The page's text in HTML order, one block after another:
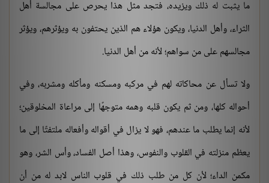
ما يثبت له ذلك ويزيده، فتجد مثل هذا يحرص على مجالسة أهل
الثراء، وأهل الدنيا، ويكون هؤلاء هم الذين يحتفون به ويؤثرهم، ويؤثر
مجالسهم على من سواهم؛ لأنه من أهل الدنيا.
ولا تسأل عن محاكاته لهم في مركبه ومسكنه ومأكله ومشربه، وفي
أحواله كلها، ومن ثم يكون قلبه وهمه متوجهًا إلى مراعاة المخلوقين؛
لأنه إنما يطلب ما عندهم، فهو لا يزال في أقواله وأفعاله ملتفتًا إلى ما
يعظم منزلته في القلوب والنفوس، وهذا أصل الفساد، وأس الشر، وهو
مكمن الداء؛ لأن كل من طلب ذلك في قلوب الناس لابد له من أن